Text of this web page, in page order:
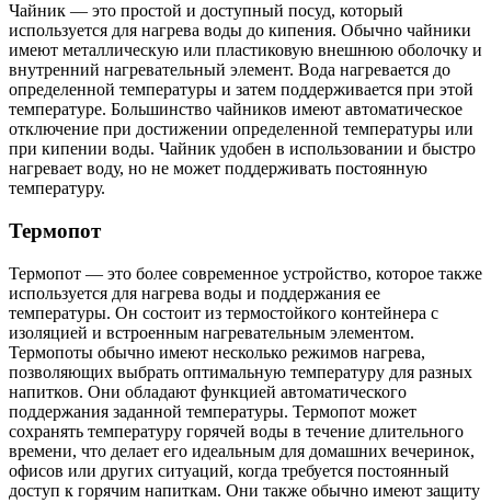
Чайник — это простой и доступный посуд, который
используется для нагрева воды до кипения. Обычно чайники
имеют металлическую или пластиковую внешнюю оболочку и
внутренний нагревательный элемент. Вода нагревается до
определенной температуры и затем поддерживается при этой
температуре. Большинство чайников имеют автоматическое
отключение при достижении определенной температуры или
при кипении воды. Чайник удобен в использовании и быстро
нагревает воду, но не может поддерживать постоянную
температуру.
Термопот
Термопот — это более современное устройство, которое также
используется для нагрева воды и поддержания ее
температуры. Он состоит из термостойкого контейнера с
изоляцией и встроенным нагревательным элементом.
Термопоты обычно имеют несколько режимов нагрева,
позволяющих выбрать оптимальную температуру для разных
напитков. Они обладают функцией автоматического
поддержания заданной температуры. Термопот может
сохранять температуру горячей воды в течение длительного
времени, что делает его идеальным для домашних вечеринок,
офисов или других ситуаций, когда требуется постоянный
доступ к горячим напиткам. Они также обычно имеют защиту